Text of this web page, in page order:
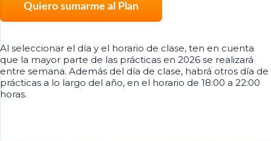
Quiero sumarme al Plan
Al seleccionar el día y el horario de clase, ten en cuenta
que la mayor parte de las prácticas en 2026 se realizará
entre semana. Además del día de clase, habrá otros día de
prácticas a lo largo del año, en el horario de 18:00 a 22:00
horas.